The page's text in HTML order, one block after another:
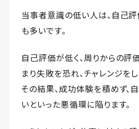
当事者意識の低い人は、自己
も多いです。
自己評価が低く、周りからの評
まり失敗を恐れ、チャレンジをし
その結果、成功体験を積めず、
いといった悪循環に陥ります。